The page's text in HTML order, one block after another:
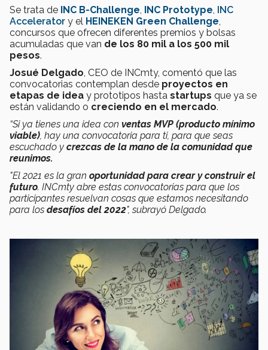
Se trata de INC B-Challenge INC Prototype INC
Accelerator y el HEINEKEN Green Challenge
concursos que ofrecen diferentes premios y bolsas
acumuladas que van de los 80 mil a los 500 mil
pesos.
Josué Delgado , CEO de INCmty, comentó que las
convocatorias contemplan desde proyectos en
etapas de idea y prototipos hasta startups que ya se
están validando o creciendo en el mercado.
“Si ya tienes una idea con ventas MVP (producto mínimo
viable) , hay una convocatoria para ti, para que seas
escuchado y crezcas de la mano de la comunidad que
reunimos.
"El 2021 es la gran oportunidad para crear y construir el
futuro. INCmty abre estas convocatorias para que los
participantes resuelvan cosas que estamos necesitando
para los desafíos del 2022", subrayó Delgado.